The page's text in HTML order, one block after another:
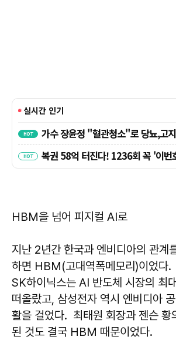
HBM을 넘어 피지컬 AI로
지난 2년간 한국과 엔비디아의 관계
하면 HBM(고대역폭메모리)이었다.
SK하이닉스는 AI 반도체 시장의 최
떠올랐고, 삼성전자 역시 엔비디아
활을 걸었다. 최태원 회장과 젠슨 황
된 것도 결국 HBM 때문이었다.